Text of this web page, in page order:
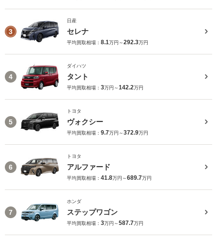
3
日産
セレナ
平均買取相場： 8.1万円～292.3万円
4
ダイハツ
タント
平均買取相場： 3万円～142.2万円
5
トヨタ
ヴォクシー
平均買取相場： 9.7万円～372.9万円
6
トヨタ
アルファード
平均買取相場： 41.8万円～689.7万円
7
ホンダ
ステップワゴン
平均買取相場： 3万円～587.7万円